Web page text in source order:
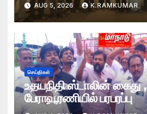
AUG 5, 2026 K.RAMKUMAR
செய்திகள்
உதயநிதி ஸ்டாலின் கைது ,
பேராவூரணியில் பரபரப்பு